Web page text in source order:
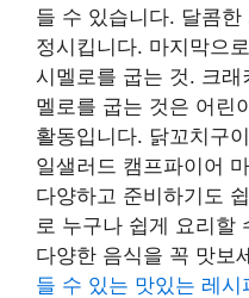
들 수 있습니다. 달콤
정시킵니다. 마지막으
시멜로를 굽는 것. 크래
멜로를 굽는 것은 어린
활동입니다. 닭꼬치구
일샐러드 캠프파이어
다양하고 준비하기도
로 누구나 쉽게 요리할
다양한 음식을 꼭 맛보
들 수 있는 맛있는 레